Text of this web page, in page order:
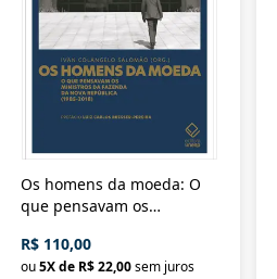
Os homens da moeda: O
que pensavam os
Nova República (1985-
2018)
R$ 110,00
ou5X de R$ 22,00sem juros